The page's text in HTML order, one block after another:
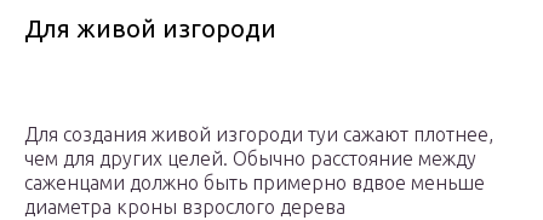
Для живой изгороди
Для создания живой изгороди туи сажают плотнее,
чем для других целей. Обычно расстояние между
саженцами должно быть примерно вдвое меньше
диаметра кроны взрослого дерева